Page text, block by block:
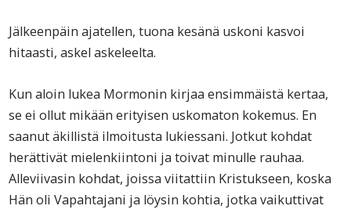
Jälkeenpäin ajatellen, tuona kesänä uskoni kasvoi
hitaasti, askel askeleelta.
Kun aloin lukea Mormonin kirjaa ensimmäistä kertaa,
se ei ollut mikään erityisen uskomaton kokemus. En
saanut äkillistä ilmoitusta lukiessani. Jotkut kohdat
herättivät mielenkiintoni ja toivat minulle rauhaa.
Alleviivasin kohdat, joissa viitattiin Kristukseen, koska
Hän oli Vapahtajani ja löysin kohtia, jotka vaikuttivat